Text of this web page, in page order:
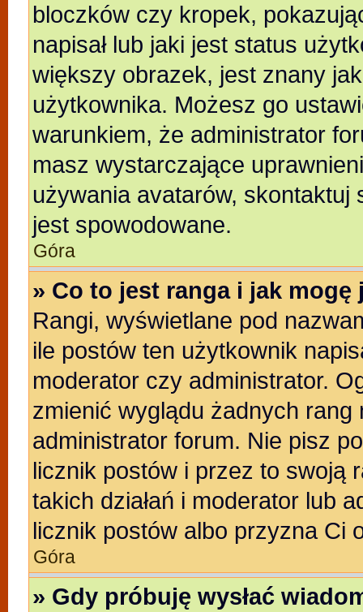
bloczków czy kropek,
napisał lub jaki jest status
większy obrazek, jest znany
użytkownika. Możesz go
warunkiem, że administrator
masz wystarczające
używania avatarów,
jest spowodowane.
Góra
» Co to jest ranga i jak mogę
Rangi, wyświetlane pod
ile postów ten użytkownik
moderator czy administrator.
zmienić wyglądu żadnych
administrator forum. Nie pisz
licznik postów i przez to swoją
takich działań i moderator lub
licznik postów albo przyzna Ci
Góra
» Gdy próbuję wysłać